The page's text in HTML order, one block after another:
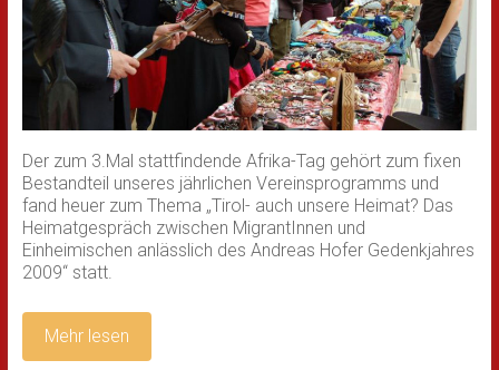
Der zum 3.Mal stattfindende Afrika-Tag gehört zum fixen
Bestandteil unseres jährlichen Vereinsprogramms und
fand heuer zum Thema „Tirol- auch unsere Heimat? Das
Heimatgespräch zwischen MigrantInnen und
Einheimischen anlässlich des Andreas Hofer Gedenkjahres
2009“ statt.
Mehr lesen